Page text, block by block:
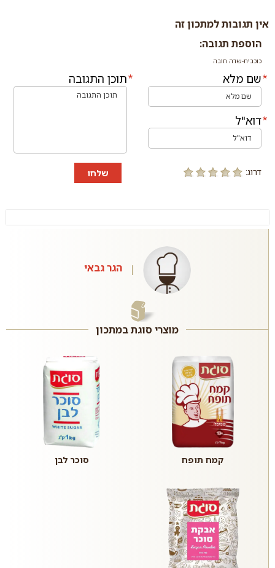
אין תגובות למתכון זה
הוספת תגובה:
כוכבית-שדה חובה
שם מלא
דוא"ל
תוכן התגובה
דרוג: שלחו
הגר גבאי
מוצרי סוגת במתכון
קמח תופח סוכר לבן